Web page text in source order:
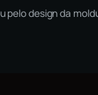
pelo design da